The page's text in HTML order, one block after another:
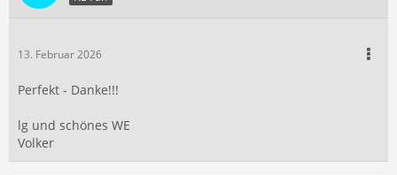
13. Februar 2026
Perfekt - Danke!!!
lg und schönes WE
Volker